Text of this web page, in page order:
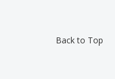
Back to Top